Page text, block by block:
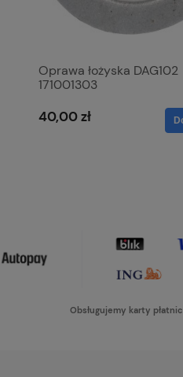
Oprawa łożyska DAG102
171001303
40,00 zł
Obsługujemy karty